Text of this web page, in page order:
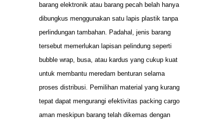
barang elektronik atau barang pecah belah hanya
dibungkus menggunakan satu lapis plastik tanpa
perlindungan tambahan. Padahal, jenis barang
tersebut memerlukan lapisan pelindung seperti
bubble wrap, busa, atau kardus yang cukup kuat
untuk membantu meredam benturan selama
proses distribusi. Pemilihan material yang kurang
tepat dapat mengurangi efektivitas packing cargo
aman meskipun barang telah dikemas dengan